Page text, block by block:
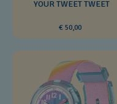
YOUR TWEET TWEET
€ 50,00